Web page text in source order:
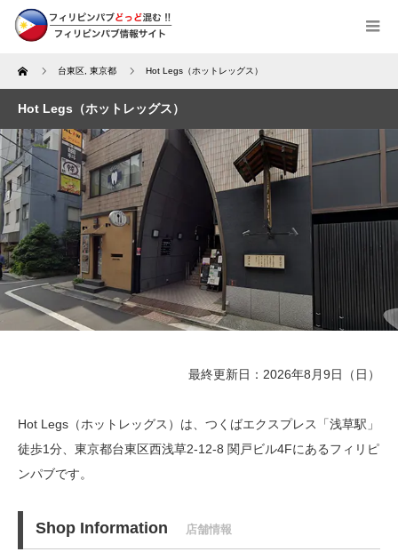
Home 台東区 東京都 Hot Legs（ホットレッグス）
Hot Legs（ホットレッグス）
最終更新日：2026年8月9日（日）
Hot Legs（ホットレッグス）は、つくばエクスプレス「浅草駅」
徒歩1分、 東京都台東区西浅草2-12-8 関戸ビル4Fにあるフィリピ
ンパブです。
Shop Information 店舗情報